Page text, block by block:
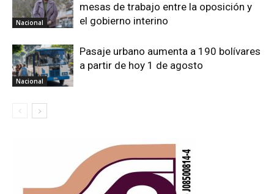
Nacional
mesas de trabajo entre la oposición y
el gobierno interino
Nacional
Pasaje urbano aumenta a 190 bolívares
a partir de hoy 1 de agosto